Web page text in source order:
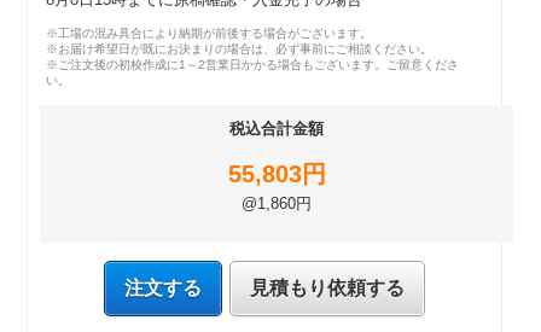
※工場の混み具合により納期が前後する場合がございます。
※お届け希望日が既にお決まりの場合は、必ず事前にご相談ください。
※ご注文後の初校作成に1～2営業日かかる場合もございます。ご留意くださ
い。
税込合計金額
55,803円
@1,860円
注文する 見積もり依頼する